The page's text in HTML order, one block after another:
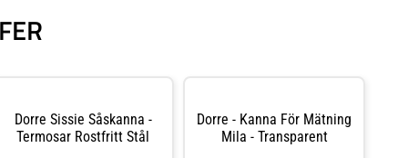
Dorre Sissie Såskanna -
Termosar Rostfritt Stål
Dorre - Kanna För Mätning
Mila - Transparent